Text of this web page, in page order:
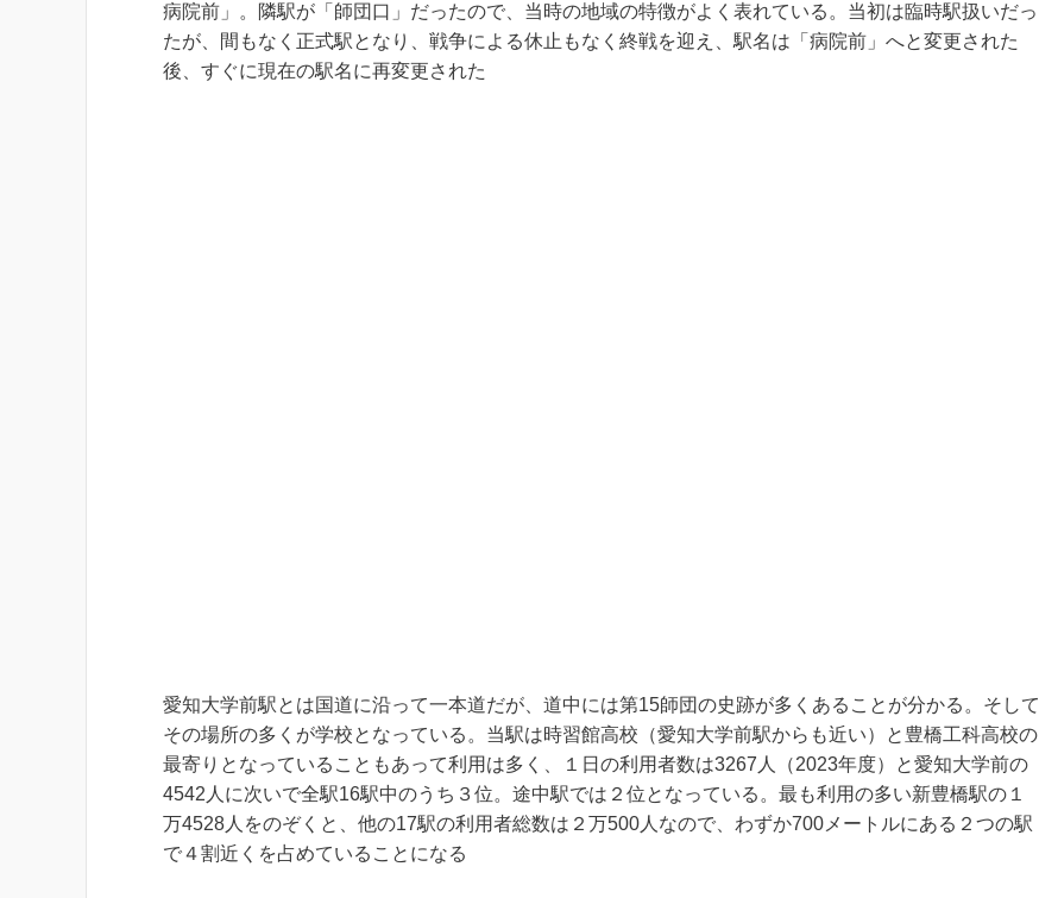
病院前」。隣駅が「師団口」だったので、当時の地域の特徴がよく表れている。当初は臨時駅扱いだっ
たが、間もなく正式駅となり、戦争による休止もなく終戦を迎え、駅名は「病院前」へと変更された
後、すぐに現在の駅名に再変更された
愛知大学前駅とは国道に沿って一本道だが、道中には第15師団の史跡が多くあることが分かる。そして
その場所の多くが学校となっている。当駅は時習館高校（愛知大学前駅からも近い）と豊橋工科高校の
最寄りとなっていることもあって利用は多く、１日の利用者数は3267人（2023年度）と愛知大学前の
4542人に次いで全駅16駅中のうち３位。途中駅では２位となっている。最も利用の多い新豊橋駅の１
万4528人をのぞくと、他の17駅の利用者総数は２万500人なので、わずか700メートルにある２つの駅
で４割近くを占めていることになる